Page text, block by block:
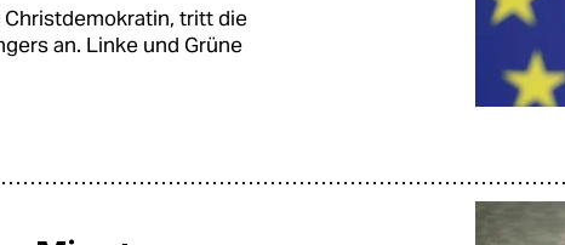
tritt die
an. Linke und Grüne